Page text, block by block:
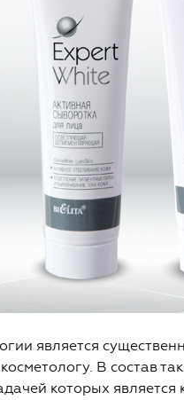
является
В состав
которых является